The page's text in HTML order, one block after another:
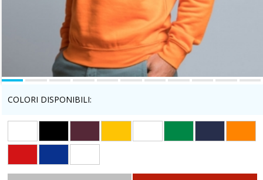
COLORI DISPONIBILI: